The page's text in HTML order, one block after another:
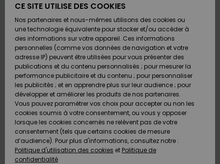
Chaussures
& Tongs
Surf
Snow
Nouveautés
Chaussures
& Tongs
Surf
Snow
Nouveautés
FEMME
A
Découvrir
Snow
SURF
Surf
Shop
Enfant
Highlights
Communauté
SNOW
Snow
Shop
Enfant
Snow
Shop
Femme
A
Découvrir
Communauté
OUTLET
Enfant
Outlet
Femme
AIDE &
CONTACT
Retours
Paiement
Carte
Cadeau
Quiksilver
Freedom
Protection
des
MAGASINS
CE SITE UTILISE DES COOKIES
Nos partenaires et nous-mêmes utilisons des cookies ou
une technologie équivalente pour stocker et/ou accéder à
des informations sur votre appareil. Ces informations
personnelles (comme vos données de navigation et votre
adresse IP) peuvent être utilisées pour vous présenter des
publications et du contenu personnalisés ; pour mesurer la
performance publicitaire et du contenu ; pour personnaliser
les publicités ; et en apprendre plus sur leur audience ; pour
développer et améliorer les produits de nos partenaires.
Vous pouvez paramétrer vos choix pour accepter ou non les
cookies soumis à votre consentement, ou vous y opposer
lorsque les cookies concernés ne relèvent pas de votre
consentement (tels que certains cookies de mesure
d’audience). Pour plus d'informations, consultez notre :
Politique d'utilisation des cookies et Politique de
confidentialité